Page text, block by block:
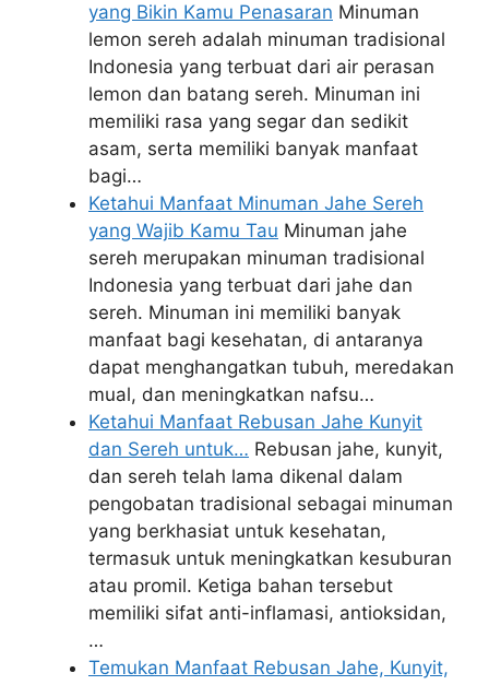
yang Bikin Kamu Penasaran Minuman
lemon sereh adalah minuman tradisional
Indonesia yang terbuat dari air perasan
lemon dan batang sereh. Minuman ini
memiliki rasa yang segar dan sedikit
asam, serta memiliki banyak manfaat
bagi…
Ketahui Manfaat Minuman Jahe Sereh
yang Wajib Kamu Tau Minuman jahe
sereh merupakan minuman tradisional
Indonesia yang terbuat dari jahe dan
sereh. Minuman ini memiliki banyak
manfaat bagi kesehatan, di antaranya
dapat menghangatkan tubuh, meredakan
mual, dan meningkatkan nafsu…
Ketahui Manfaat Rebusan Jahe Kunyit
dan Sereh untuk… Rebusan jahe, kunyit,
dan sereh telah lama dikenal dalam
pengobatan tradisional sebagai minuman
yang berkhasiat untuk kesehatan,
termasuk untuk meningkatkan kesuburan
atau promil. Ketiga bahan tersebut
memiliki sifat anti-inflamasi, antioksidan,
…
Temukan Manfaat Rebusan Jahe, Kunyit,